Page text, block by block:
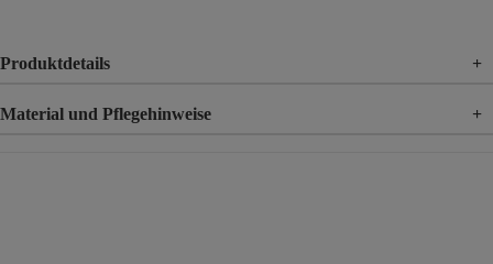
Produktdetails +
Material und Pflegehinweise +